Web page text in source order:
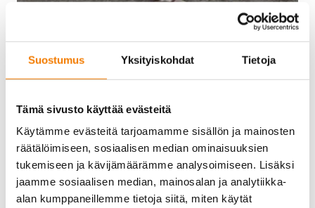
Suostumus Yksityiskohdat Tietoja
Tämä sivusto käyttää evästeitä
Käytämme evästeitä tarjoamamme sisällön ja mainosten
räätälöimiseen, sosiaalisen median ominaisuuksien
tukemiseen ja kävijämäärämme analysoimiseen. Lisäksi
jaamme sosiaalisen median, mainosalan ja analytiikka-
alan kumppaneillemme tietoja siitä, miten käytät
Käyttö- ja myyntiehdot